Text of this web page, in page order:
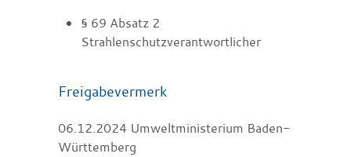
§ 69 Absatz 2
Strahlenschutzverantwortlicher
Freigabevermerk
06.12.2024 Umweltministerium Baden-
Württemberg